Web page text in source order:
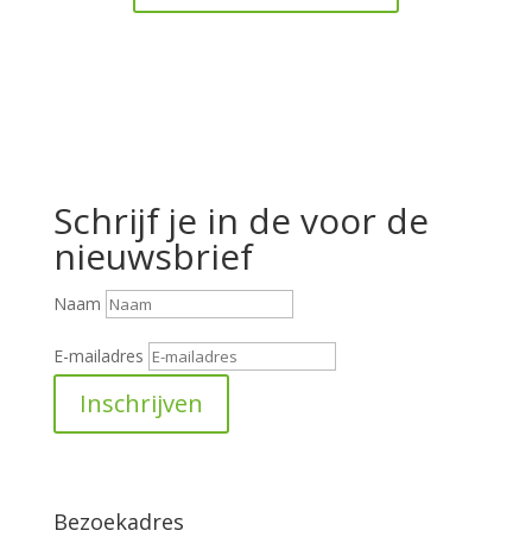
Schrijf je in de voor de
nieuwsbrief
Naam
E-mailadres
Inschrijven
Bezoekadres